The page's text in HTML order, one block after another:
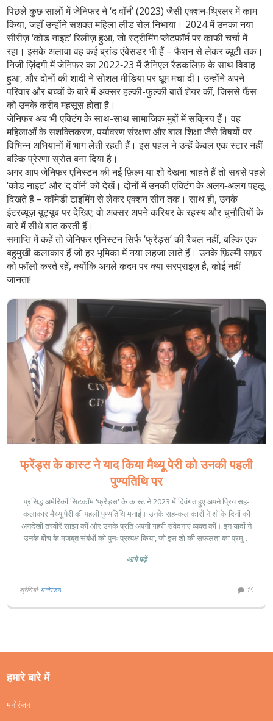
पिछले कुछ सालों में जेनिफर ने ‘द वॉर्न’ (2023) जैसी एक्शन‑थ्रिलर में काम
किया, जहाँ उन्होंने सशक्त महिला लीड रोल निभाया। 2024 में उनका नया
सीरीज़ ‘कोड नाइट’ रिलीज़ हुआ, जो स्ट्रीमिंग प्लेटफ़ॉर्म पर काफी चर्चा में
रहा। इसके अलावा वह कई ब्रांड एंबेसडर भी हैं – फैशन से लेकर ब्यूटी तक।
निजी ज़िंदगी में जेनिफर का 2022‑23 में डैनिएल रैडकलिफ़ के साथ विवाह
हुआ, और दोनों की शादी ने सोशल मीडिया पर धूम मचा दी। उन्होंने अपने
परिवार और बच्चों के बारे में अक्सर हल्की-फुल्की बातें शेयर कीं, जिससे फैंस
को उनके करीब महसूस होता है।
जेनिफर अब भी एक्टिंग के साथ-साथ सामाजिक मुद्दों में सक्रिय हैं। वह
महिलाओं के सशक्तिकरण, पर्यावरण संरक्षण और बाल शिक्षा जैसे विषयों पर
विभिन्न अभियानों में भाग लेती रहती हैं। इस पहल ने उन्हें केवल एक स्टार नहीं
बल्कि प्रेरणा स्रोत बना दिया है।
अगर आप जेनिफर एनिस्टन की नई फ़िल्म या शो देखना चाहते हैं तो सबसे पहले
‘कोड नाइट’ और ‘द वॉर्न’ को देखें। दोनों में उनकी एक्टिंग के अलग‑अलग पहलू
दिखते हैं – कॉमेडी टाइमिंग से लेकर एक्शन सीन तक। साथ ही, उनके
इंटरव्यूज़ यूट्यूब पर देखिए; वो अक्सर अपने करियर के रहस्य और चुनौतियों के
बारे में सीधे बात करती हैं।
समाप्ति में कहें तो जेनिफर एनिस्टन सिर्फ ‘फ्रेंड्स’ की रैचल नहीं, बल्कि एक
बहुमुखी कलाकार हैं जो हर भूमिका में नया लहजा लाते हैं। उनके फ़िल्मी सफ़र
को फॉलो करते रहें, क्योंकि अगले कदम पर क्या सरप्राइज़ है, कोई नहीं
जानता!
फ्रेंड्स के कास्ट ने याद किया मैथ्यू पेरी को उनकी पहली
पुण्यतिथि पर
प्रसिद्ध अमेरिकी सिटकॉम 'फ्रेंड्स' के कास्ट ने 2023 में दिवंगत हुए अपने प्रिय सह-
कलाकार मैथ्यू पेरी की पहली पुण्यतिथि मनाई। उनके सह-कलाकारों ने शो के दिनों की
अनदेखी तस्वीरें साझा कीं और उनके प्रति अपनी गहरी संवेदनाएं व्यक्त कीं। इन यादों ने
उनके बीच के मजबूत संबंधों को पुनः प्रत्यक्ष किया, जो इस शो की सफलता का प्रमुख
आगे पढ़ें
श्रेणियाँ: मनोरंजन 19
हमारे बारे में
मनोरंजन